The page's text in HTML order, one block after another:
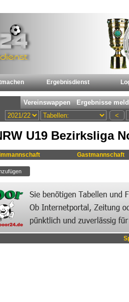
Ergebnisdienst
U19 Bezirksliga
Gastmannschaft